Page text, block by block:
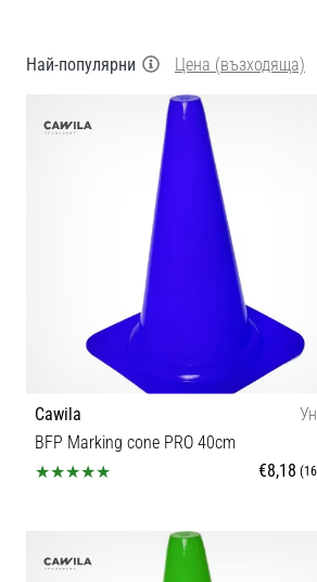
Най-популярни Цена (възходяща)
Cawila
BFP Marking cone PRO 40cm
€8,18
OS